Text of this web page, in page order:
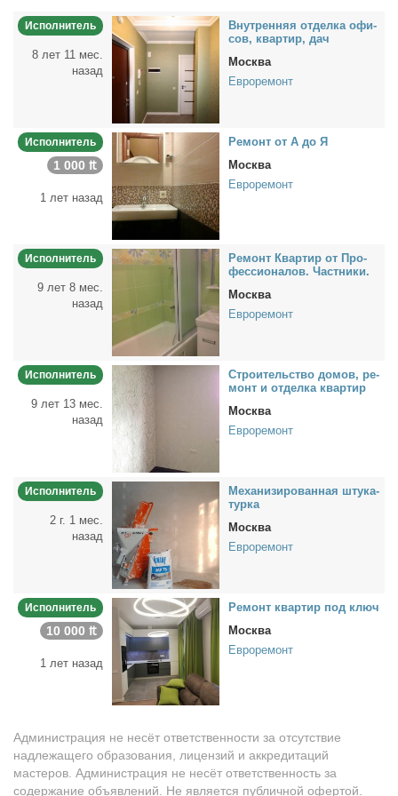
Исполнитель
8 лет 11 мес.
назад
Внут­рен­няя от­дел­ка офи­
сов, квар­тир, дач
Москва
Евроремонт
Исполнитель
1 000 ₶
1 лет назад
Ре­монт от А до Я
Москва
Евроремонт
Исполнитель
9 лет 8 мес.
назад
Ре­монт Квар­тир от Про­
фес­сио­на­лов. Част­ни­ки.
Москва
Евроремонт
Исполнитель
9 лет 13 мес.
назад
Стро­и­тель­ство до­мов, ре­
монт и от­дел­ка квар­тир
Москва
Евроремонт
Исполнитель
2 г. 1 мес.
назад
Ме­ха­ни­зи­ро­ван­ная шту­ка­
тур­ка
Москва
Евроремонт
Исполнитель
10 000 ₶
1 лет назад
Ре­монт квар­тир под ключ
Москва
Евроремонт
Администрация не несёт ответственности за отсутствие
надлежащего образования, лицензий и аккредитаций
мастеров. Администрация не несёт ответственность за
содержание объявлений. Не является публичной офертой.